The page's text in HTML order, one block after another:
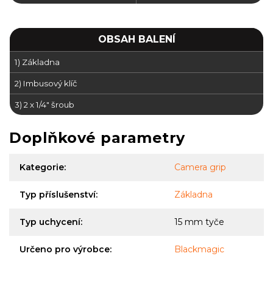
OBSAH BALENÍ
1) Základna
2) Imbusový klíč
3) 2 x 1/4" šroub
Doplňkové parametry
Kategorie: Camera grip
Typ příslušenství: Základna
Typ uchycení: 15 mm tyče
Určeno pro výrobce: Blackmagic